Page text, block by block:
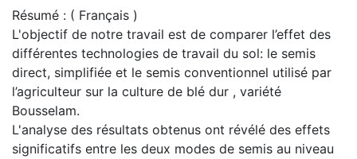
Résumé : ( Français )
L'objectif de notre travail est de comparer l’effet des
différentes technologies de travail du sol: le semis
direct, simplifiée et le semis conventionnel utilisé par
l’agriculteur sur la culture de blé dur , variété
Bousselam.
L'analyse des résultats obtenus ont révélé des effets
significatifs entre les deux modes de semis au niveau